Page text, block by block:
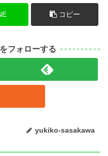
コピー
フォローする
yukiko-sasakawa